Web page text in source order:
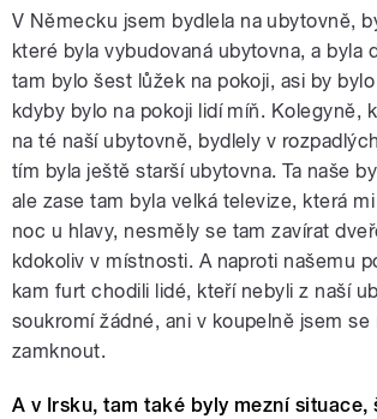
V Německu jsem bydlela na ubytovně,
které byla vybudovaná ubytovna, a byla
tam bylo šest lůžek na pokoji, asi by
kdyby bylo na pokoji lidí míň. Kolegyně,
na té naší ubytovně, bydlely v
tím byla ještě starší ubytovna. Ta naše
ale zase tam byla velká televize, která
noc u hlavy, nesměly se tam zavírat
kdokoliv v místnosti. A naproti našemu
kam furt chodili lidé, kteří nebyli z naší
soukromí žádné, ani v koupelně jsem se
zamknout.
A v Irsku, tam také byly mezní situace,